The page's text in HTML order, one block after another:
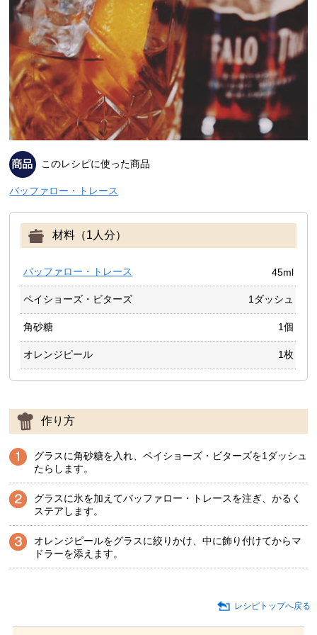
このレシピに使った商品
バッファロー・トレース
材料（1人分）
バッファロー・トレース 45ml
ペイショーズ・ビターズ 1ダッシュ
角砂糖 1個
オレンジピール 1枚
作り方
グラスに角砂糖を入れ、ペイショーズ・ビターズを1ダッシュ
たらします。
グラスに氷を加えてバッファロー・トレースを注ぎ、かるく
ステアします。
オレンジピールをグラスに絞りかけ、中に飾り付けてからマ
ドラーを添えます。
レシピトップへ戻る